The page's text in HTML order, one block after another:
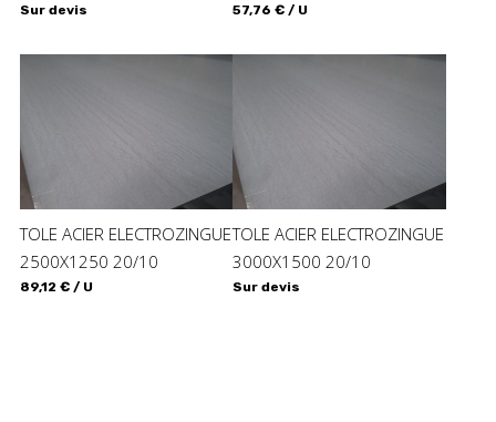
Sur devis 57,76 € / U
TOLE ACIER ELECTROZINGUE
2500X1250 20/10
89,12 € / U
TOLE ACIER ELECTROZINGUE
3000X1500 20/10
Sur devis